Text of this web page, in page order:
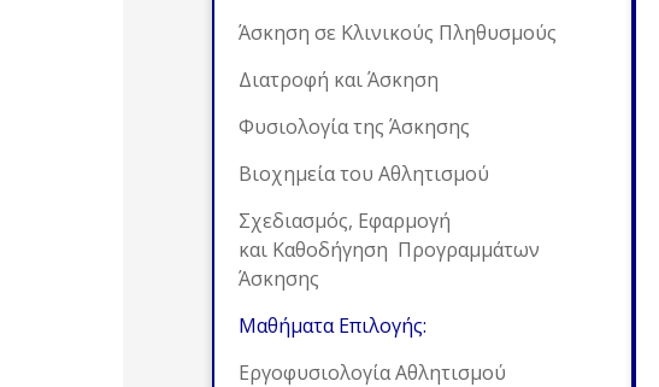
Άσκηση σε Κλινικούς Πληθυσμούς
Διατροφή και Άσκηση
Φυσιολογία της Άσκησης
Βιοχημεία του Αθλητισμού
Σχεδιασμός, Εφαρμογή
και Καθοδήγηση Προγραμμάτων
Άσκησης
Μαθήματα Επιλογής:
Εργοφυσιολογία Αθλητισμού